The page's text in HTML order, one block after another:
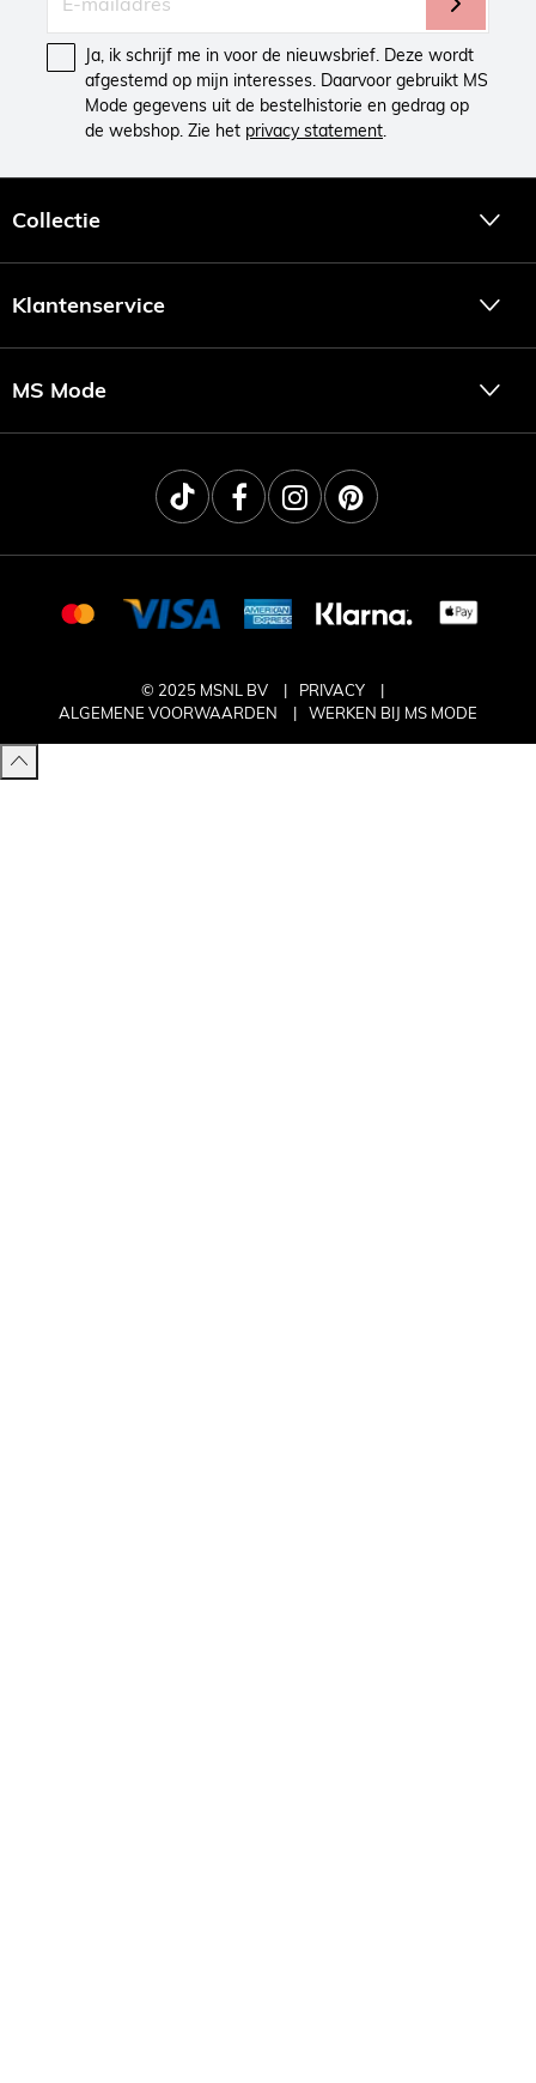
Ja, ik schrijf me in voor de nieuwsbrief. Deze wordt
afgestemd op mijn interesses. Daarvoor gebruikt MS
Mode gegevens uit de bestelhistorie en gedrag op
de webshop. Zie het privacy statement.
Collectie
Klantenservice
MS Mode
© 2025 MSNL BV
PRIVACY
ALGEMENE VOORWAARDEN
WERKEN BIJ MS MODE